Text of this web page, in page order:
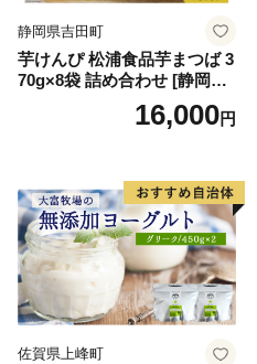
イン
静岡県吉田町
芋けんぴ 松浦食品芋まつば 3
70g×8袋 詰め合わせ [静岡伊
勢丹(松浦食品) 静岡県 吉田町
22424274] 芋ケンピ セット
16,000円
佐賀県上峰町